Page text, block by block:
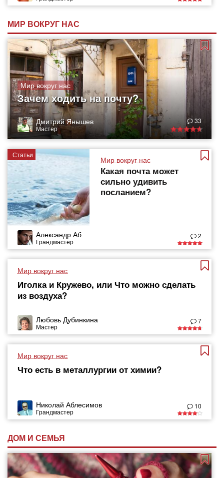
МИР ВОКРУГ НАС
Мир вокруг нас
Зачем ходить на почту?
Дмитрий Янышев
Мастер
33
Статьи
Мир вокруг нас
Какая почта может
сильно удивить
посланием?
Александр Аб
Грандмастер
2
Мир вокруг нас
Иголка и Кружево, или Что можно сделать
из воздуха?
Любовь Дубинкина
Мастер
7
Мир вокруг нас
Что есть в металлургии от химии?
Николай Аблесимов
Грандмастер
10
ДОМ И СЕМЬЯ